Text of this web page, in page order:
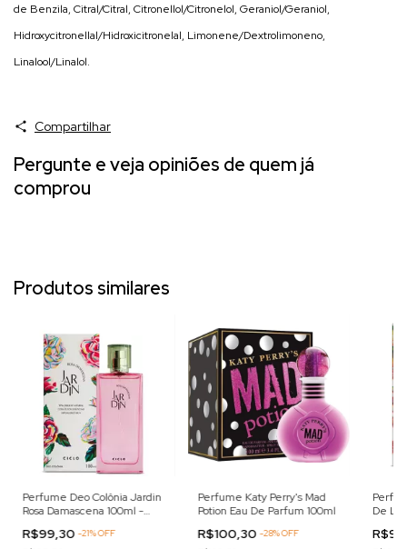
de Benzila, Citral/Citral, Citronellol/Citronelol, Geraniol/Geraniol,
Hidroxycitronellal/Hidroxicitronelal, Limonene/Dextrolimoneno,
Linalool/Linalol.
Compartilhar
Pergunte e veja opiniões de quem já
comprou
Produtos similares
Perfume Deo Colônia Jardin
Rosa Damascena 100ml -
R$99,30-21%OFF
Perfume Katy Perry's Mad
Potion Eau De Parfum 100ml
R$100,30-28%OFF
De